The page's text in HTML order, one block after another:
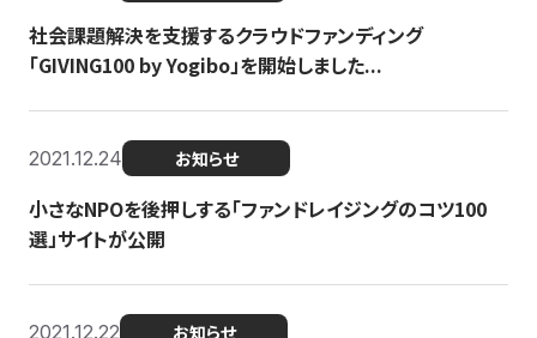
社会課題解決を支援するクラウドファンディング
「GIVING100 by Yogibo」を開始しました...
2021.12.24 お知らせ
小さなNPOを後押しする「ファンドレイジングのコツ100
選」サイトが公開
2021.12.22 お知らせ